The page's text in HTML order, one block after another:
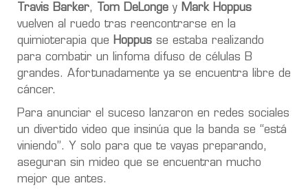
Travis Barker, Tom DeLonge y Mark Hoppus
vuelven al ruedo tras reencontrarse en la
quimioterapia que Hoppus se estaba realizando
para combatir un linfoma difuso de células B
grandes. Afortunadamente ya se encuentra libre de
cáncer.
Para anunciar el suceso lanzaron en redes sociales
un divertido video que insinúa que la banda se “está
viniendo”. Y solo para que te vayas preparando,
aseguran sin mideo que se encuentran mucho
mejor que antes.